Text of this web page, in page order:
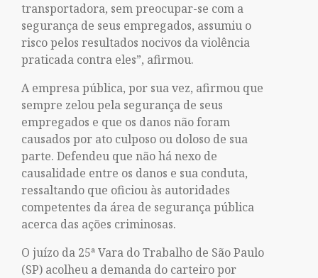
transportadora, sem preocupar-se com a
segurança de seus empregados, assumiu o
risco pelos resultados nocivos da violência
praticada contra eles”, afirmou.
A empresa pública, por sua vez, afirmou que
sempre zelou pela segurança de seus
empregados e que os danos não foram
causados por ato culposo ou doloso de sua
parte. Defendeu que não há nexo de
causalidade entre os danos e sua conduta,
ressaltando que oficiou às autoridades
competentes da área de segurança pública
acerca das ações criminosas.
O juízo da 25ª Vara do Trabalho de São Paulo
(SP) acolheu a demanda do carteiro por